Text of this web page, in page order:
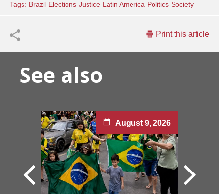
Tags: Brazil Elections Justice Latin America Politics Society
Print this article
See also
August 9, 2026